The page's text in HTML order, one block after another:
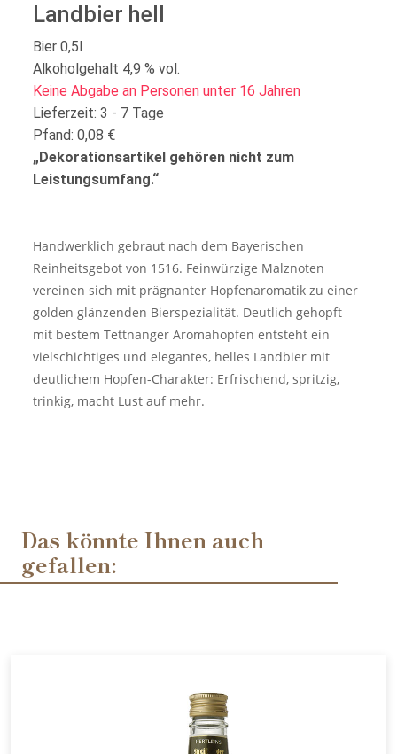
Landbier hell
Bier 0,5l
Alkoholgehalt 4,9 % vol.
Keine Abgabe an Personen unter 16 Jahren
Lieferzeit: 3 - 7 Tage
Pfand: 0,08 €
„Dekorationsartikel gehören nicht zum
Leistungsumfang.“
Handwerklich gebraut nach dem Bayerischen
Reinheitsgebot von 1516. Feinwürzige Malznoten
vereinen sich mit prägnanter Hopfenaromatik zu einer
golden glänzenden Bierspezialität. Deutlich gehopft
mit bestem Tettnanger Aromahopfen entsteht ein
vielschichtiges und elegantes, helles Landbier mit
deutlichem Hopfen-Charakter: Erfrischend, spritzig,
trinkig, macht Lust auf mehr.
Das könnte Ihnen auch
gefallen: